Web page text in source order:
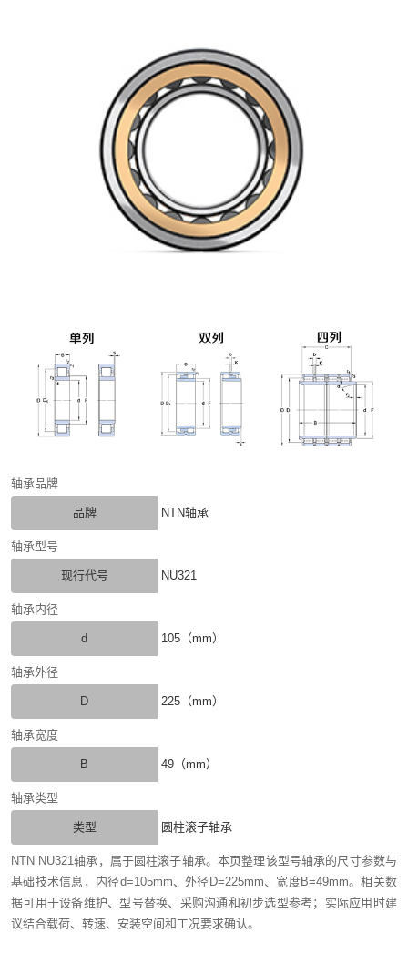
轴承品牌
品牌 NTN轴承
轴承型号
现行代号 NU321
轴承内径
d 105（mm）
轴承外径
D 225（mm）
轴承宽度
B 49（mm）
轴承类型
类型 圆柱滚子轴承
NTN NU321轴承，属于圆柱滚子轴承。本页整理该型号轴承的尺寸参数与
基础技术信息，内径d=105mm、外径D=225mm、宽度B=49mm。相关数
据可用于设备维护、型号替换、采购沟通和初步选型参考；实际应用时建
议结合载荷、转速、安装空间和工况要求确认。